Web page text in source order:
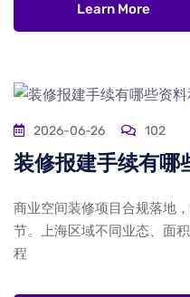
Learn More
2026-06-26 102
装修报建手续有哪
商业空间装修项目合规落地
节。上海区域不同业态、面
程